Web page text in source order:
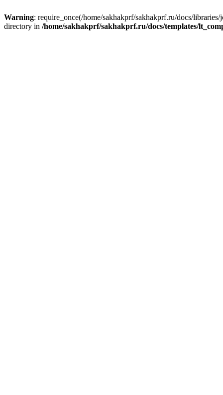
Warning: require_once(/home/sakhakprf/sakhakprf.ru/docs/
directory in /home/sakhakprf/sakhakprf.ru/docs/templates/